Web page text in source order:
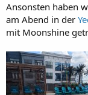
Ansonsten haben
am Abend in der
mit Moonshine